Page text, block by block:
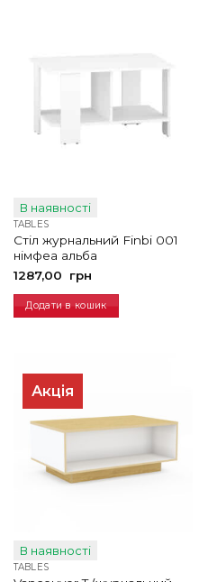
В наявності
TABLES
Стіл журнальний Finbi 001
німфеа альба
1287,00
грн
Додати в кошик
Акція
В наявності
TABLES